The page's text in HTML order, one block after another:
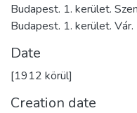
Budapest. 1. kerület.
Budapest. 1. kerület.
Date
[1912 körül]
Creation date